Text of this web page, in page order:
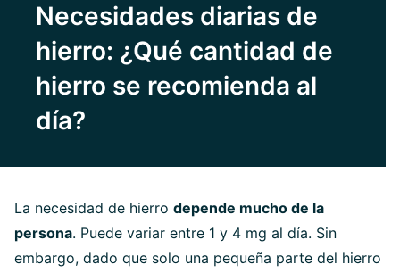
Necesidades diarias de
hierro: ¿Qué cantidad de
hierro se recomienda al
día?
La necesidad de hierro depende mucho de la
persona. Puede variar entre 1 y 4 mg al día. Sin
embargo, dado que solo una pequeña parte del hierro